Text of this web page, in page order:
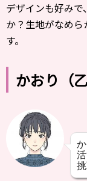
デザインも好み
か？生地がなめ
す。
かおり（